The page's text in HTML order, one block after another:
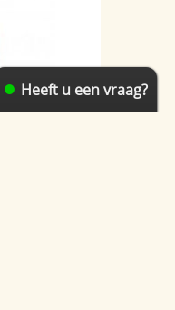
Heeft u een vraag?